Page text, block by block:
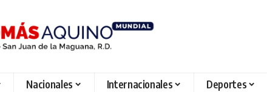
Nacionales Internacionales Deportes